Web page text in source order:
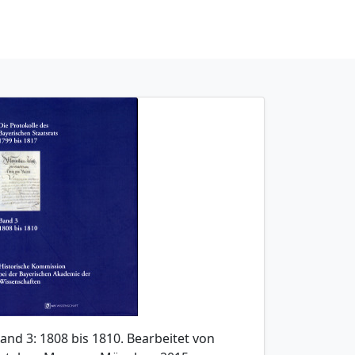
3: 1808 bis 1810. Bearbeitet von